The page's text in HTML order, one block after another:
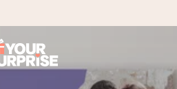
do 1 prac. dne